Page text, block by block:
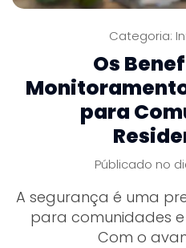
Categoria:
Os
para
Públicado no
A segurança é uma
para comunidades
Com o